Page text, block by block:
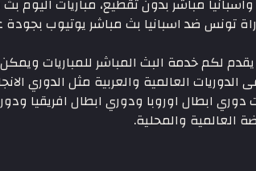
مباشر بدون تقطيع، مباريات اليوم
تونس ضد اسبانيا بث مباشر يوتيوب بجودة
كورة القدم يقدم لكم خدمة البث المباشر
العالمية والعربية مثل الدوري
ابطال اوروبا ودوري ابطال افريقيا
العالمية والمحلية.